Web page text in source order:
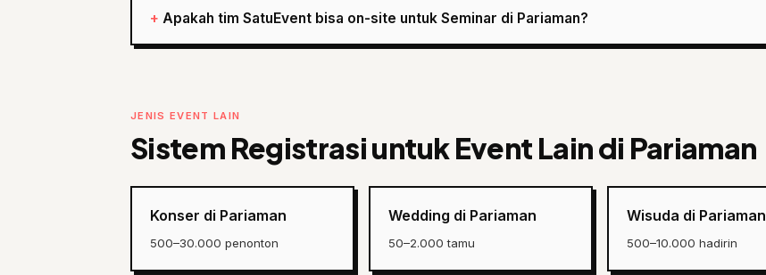
Apakah tim SatuEvent bisa on-site untuk Seminar di Pariaman?
JENIS EVENT LAIN
Sistem Registrasi untuk Event Lain di Pariaman
Konser di Pariaman
500–30.000 penonton
Wedding di Pariaman
50–2.000 tamu
Wisuda di Pariaman
500–10.000 hadirin